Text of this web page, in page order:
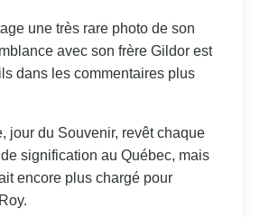
une très rare photo de son
avec son frère Gildor est
dans les commentaires plus
jour du Souvenir, revêt chaque
signification au Québec, mais
encore plus chargé pour